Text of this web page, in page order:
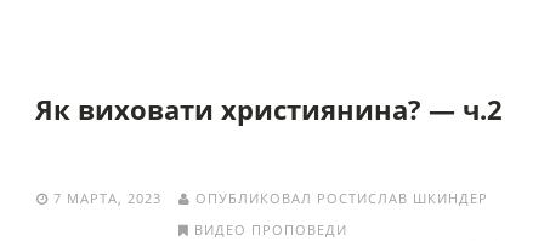
Як виховати християнина? — ч.2
7 МАРТА, 2023
ОПУБЛИКОВАЛ РОСТИСЛАВ ШКИНДЕР
ВИДЕО ПРОПОВЕДИ